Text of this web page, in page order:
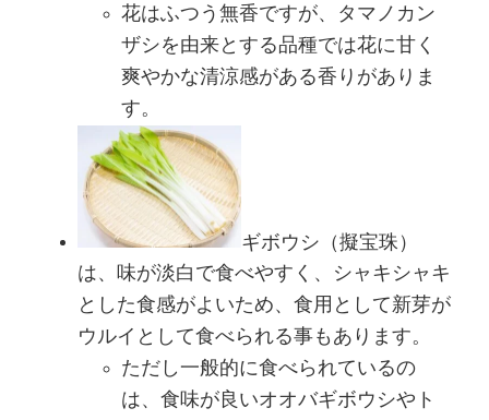
花はふつう無香ですが、タマノカン
ザシを由来とする品種では花に甘く
爽やかな清涼感がある香りがありま
す。
ギボウシ（擬宝珠）
は、味が淡白で食べやすく、シャキシャキ
とした食感がよいため、食用として新芽が
ウルイとして食べられる事もあります。
ただし一般的に食べられているの
は、食味が良いオオバギボウシやト